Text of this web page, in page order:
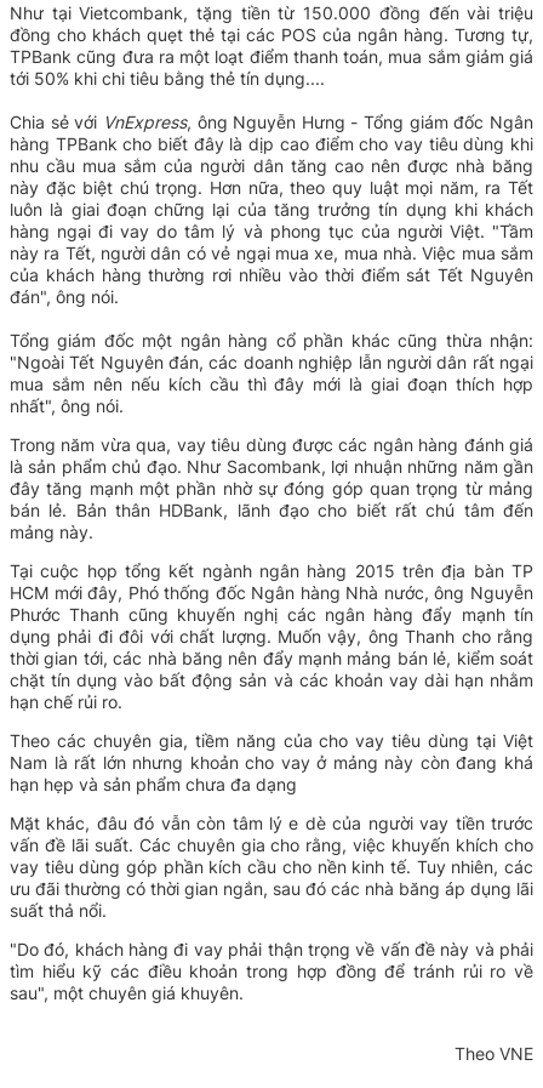
Như tại Vietcombank, tặng tiền từ 150.000 đồng đến vài triệu
đồng cho khách quẹt thẻ tại các POS của ngân hàng. Tương tự,
TPBank cũng đưa ra một loạt điểm thanh toán, mua sắm giảm giá
tới 50% khi chi tiêu bằng thẻ tín dụng....
Chia sẻ với VnExpress, ông Nguyễn Hưng - Tổng giám đốc Ngân
hàng TPBank cho biết đây là dịp cao điểm cho vay tiêu dùng khi
nhu cầu mua sắm của người dân tăng cao nên được nhà băng
này đặc biệt chú trọng. Hơn nữa, theo quy luật mọi năm, ra Tết
luôn là giai đoạn chững lại của tăng trưởng tín dụng khi khách
hàng ngại đi vay do tâm lý và phong tục của người Việt. "Tầm
này ra Tết, người dân có vẻ ngại mua xe, mua nhà. Việc mua sắm
của khách hàng thường rơi nhiều vào thời điểm sát Tết Nguyên
đán", ông nói.
Tổng giám đốc một ngân hàng cổ phần khác cũng thừa nhận:
"Ngoài Tết Nguyên đán, các doanh nghiệp lẫn người dân rất ngại
mua sắm nên nếu kích cầu thì đây mới là giai đoạn thích hợp
nhất", ông nói.
Trong năm vừa qua, vay tiêu dùng được các ngân hàng đánh giá
là sản phẩm chủ đạo. Như Sacombank, lợi nhuận những năm gần
đây tăng mạnh một phần nhờ sự đóng góp quan trọng từ mảng
bán lẻ. Bản thân HDBank, lãnh đạo cho biết rất chú tâm đến
mảng này.
Tại cuộc họp tổng kết ngành ngân hàng 2015 trên địa bàn TP
HCM mới đây, Phó thống đốc Ngân hàng Nhà nước, ông Nguyễn
Phước Thanh cũng khuyến nghị các ngân hàng đẩy mạnh tín
dụng phải đi đôi với chất lượng. Muốn vậy, ông Thanh cho rằng
thời gian tới, các nhà băng nên đẩy mạnh mảng bán lẻ, kiểm soát
chặt tín dụng vào bất động sản và các khoản vay dài hạn nhằm
hạn chế rủi ro.
Theo các chuyên gia, tiềm năng của cho vay tiêu dùng tại Việt
Nam là rất lớn nhưng khoản cho vay ở mảng này còn đang khá
hạn hẹp và sản phẩm chưa đa dạng
Mặt khác, đâu đó vẫn còn tâm lý e dè của người vay tiền trước
vấn đề lãi suất. Các chuyên gia cho rằng, việc khuyến khích cho
vay tiêu dùng góp phần kích cầu cho nền kinh tế. Tuy nhiên, các
ưu đãi thường có thời gian ngắn, sau đó các nhà băng áp dụng lãi
suất thả nổi.
"Do đó, khách hàng đi vay phải thận trọng về vấn đề này và phải
tìm hiểu kỹ các điều khoản trong hợp đồng để tránh rủi ro về
sau", một chuyên giá khuyên.
Theo VNE